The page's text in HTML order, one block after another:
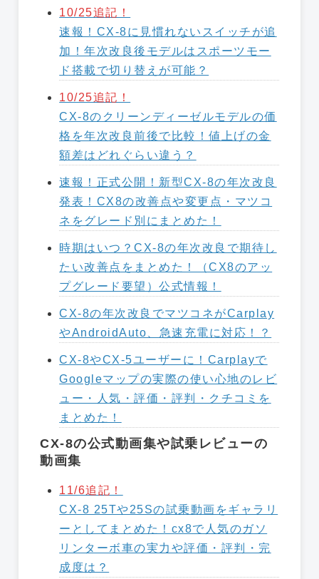
10/25追記！
速報！CX-8に見慣れないスイッチが追
加！年次改良後モデルはスポーツモー
ド搭載で切り替えが可能？
10/25追記！
CX-8のクリーンディーゼルモデルの価
格を年次改良前後で比較！値上げの金
額差はどれぐらい違う？
速報！正式公開！新型CX-8の年次改良
発表！CX8の改善点や変更点・マツコ
ネをグレード別にまとめた！
時期はいつ？CX-8の年次改良で期待し
たい改善点をまとめた！（CX8のアッ
プグレード要望）公式情報！
CX-8の年次改良でマツコネがCarplay
やAndroidAuto、急速充電に対応！？
CX-8やCX-5ユーザーに！Carplayで
Googleマップの実際の使い心地のレビ
ュー・人気・評価・評判・クチコミを
まとめた！
CX-8の公式動画集や試乗レビューの
動画集
11/6追記！
CX-8 25Tや25Sの試乗動画をギャラリ
ーとしてまとめた！cx8で人気のガソ
リンターボ車の実力や評価・評判・完
成度は？